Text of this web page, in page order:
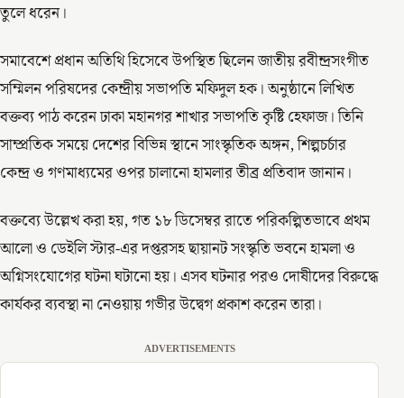
তুলে ধরেন।
সমাবেশে প্রধান অতিথি হিসেবে উপস্থিত ছিলেন জাতীয় রবীন্দ্রসংগীত
সম্মিলন পরিষদের কেন্দ্রীয় সভাপতি মফিদুল হক। অনুষ্ঠানে লিখিত
বক্তব্য পাঠ করেন ঢাকা মহানগর শাখার সভাপতি কৃষ্টি হেফাজ। তিনি
সাম্প্রতিক সময়ে দেশের বিভিন্ন স্থানে সাংস্কৃতিক অঙ্গন, শিল্পচর্চার
কেন্দ্র ও গণমাধ্যমের ওপর চালানো হামলার তীব্র প্রতিবাদ জানান।
বক্তব্যে উল্লেখ করা হয়, গত ১৮ ডিসেম্বর রাতে পরিকল্পিতভাবে প্রথম
আলো ও ডেইলি স্টার-এর দপ্তরসহ ছায়ানট সংস্কৃতি ভবনে হামলা ও
অগ্নিসংযোগের ঘটনা ঘটানো হয়। এসব ঘটনার পরও দোষীদের বিরুদ্ধে
কার্যকর ব্যবস্থা না নেওয়ায় গভীর উদ্বেগ প্রকাশ করেন তারা।
ADVERTISEMENTS